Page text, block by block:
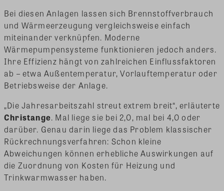
Bei diesen Anlagen lassen sich Brennstoffverbrauch
und Wärmeerzeugung vergleichsweise einfach
miteinander verknüpfen. Moderne
Wärmepumpensysteme funktionieren jedoch anders.
Ihre Effizienz hängt von zahlreichen Einflussfaktoren
ab – etwa Außentemperatur, Vorlauftemperatur oder
Betriebsweise der Anlage.
„Die Jahresarbeitszahl streut extrem breit“, erläuterte
Christange. Mal liege sie bei 2,0, mal bei 4,0 oder
darüber. Genau darin liege das Problem klassischer
Rückrechnungsverfahren: Schon kleine
Abweichungen können erhebliche Auswirkungen auf
die Zuordnung von Kosten für Heizung und
Trinkwarmwasser haben.